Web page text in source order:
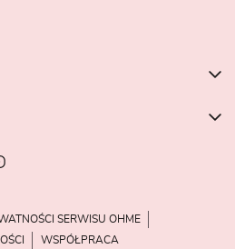
SERWISU OHME
WSPÓŁPRACA